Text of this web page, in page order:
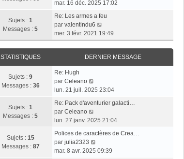
g
s
s
a
g
e
r
i
e
r
e
g
e
d
e
r
n
i
e
r
e
s
s
a
g
o
e
m
s
s
mar. 16 déc. 2025 17:02
Sujets : 1
Messages : 5
Re: Les armes a feu
par valentindu6
o
i
r
l
e
r
n
e
m
s
mer. 3 févr. 2021 19:49
STATISTIQUES DERNIER MESSAGE
Sujets : 9
Messages : 36
Re: Hugh
par Celeano
o
r
e
d
e
r
lun. 21 juil. 2025 23:04
Sujets : 1
Messages : 5
Re: Pack d'aventurier galacti…
par Celeano
o
r
l
e
lun. 27 janv. 2025 21:04
Sujets : 15
Messages : 87
Polices de caractères de Crea…
par julia2323
o
mar. 8 avr. 2025 09:39